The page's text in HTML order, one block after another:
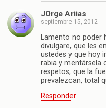
JOrge Ariias
septiembre 15, 2012
Lamento no poder
divulgare, que les
ustedes y que hoy
rabia y mentársela
respetos, que la
prevalezcan, total
Responder